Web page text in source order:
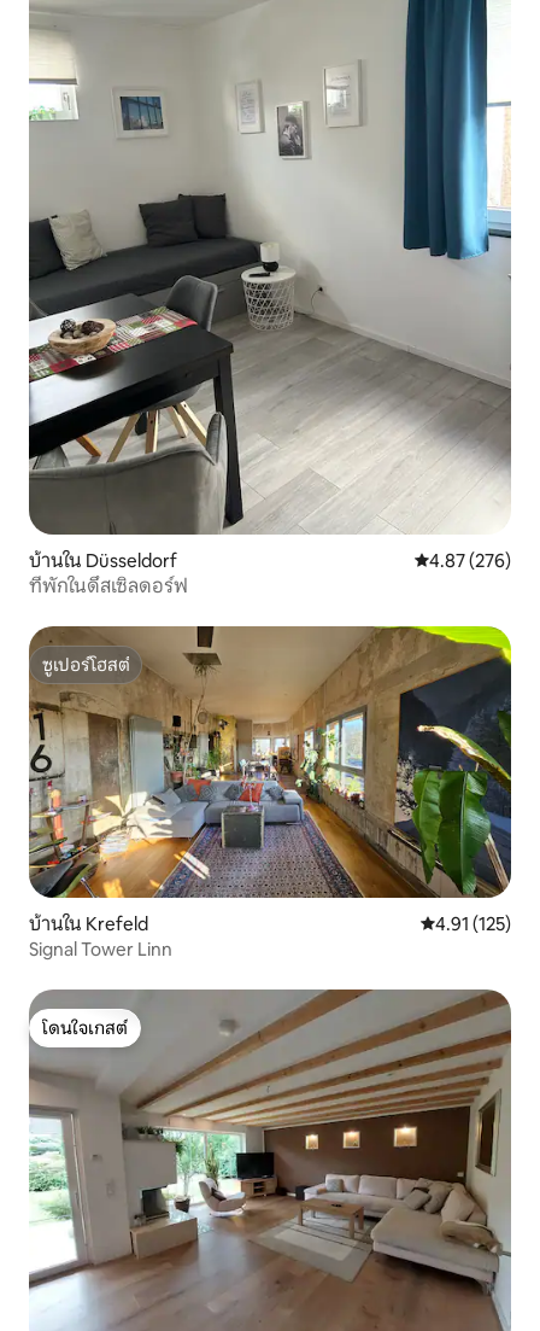
บ้านใน Düsseldorf คะแนนเฉลี่ย
4.87 (276)
ที่พักในดึสเซิลดอร์ฟ
ซูเปอร์โฮสต์
ซูเปอร์โฮสต์
บ้านใน Krefeld คะแนนเฉลี่ย
4.91 (125)
Signal Tower Linn
โดนใจเกสต์
โดนใจเกสต์